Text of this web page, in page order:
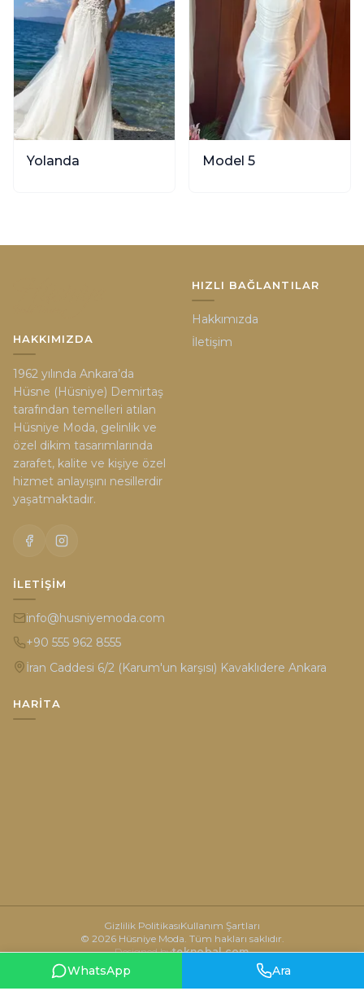
Yolanda Model 5
HAKKIMIZDA
1962 yılında Ankara’da
Hüsne (Hüsniye) Demirtaş
tarafından temelleri atılan
Hüsniye Moda, gelinlik ve
özel dikim tasarımlarında
zarafet, kalite ve kişiye özel
hizmet anlayışını nesillerdir
yaşatmaktadır.
HIZLI BAĞLANTILAR
Hakkımızda
İletişim
İLETIŞIM
info@husniyemoda.com
+90 555 962 8555
İran Caddesi 6/2 (Karum'un karşısı) Kavaklıdere Ankara
HARITA
© 2026 Hüsniye Moda. Tüm hakları saklıdır.
Designed byteknobal.com
Gizlilik PolitikasıKullanım Şartları
WhatsApp Ara